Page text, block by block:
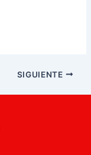
SIGUIENTE